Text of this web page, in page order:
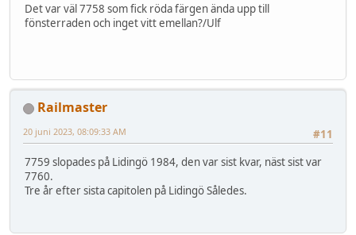
Det var väl 7758 som fick röda färgen ända upp till
fönsterraden och inget vitt emellan?/Ulf
Railmaster
#11
20 juni 2023, 08:09:33 AM
7759 slopades på Lidingö 1984, den var sist kvar, näst sist var
7760.
Tre år efter sista capitolen på Lidingö Således.